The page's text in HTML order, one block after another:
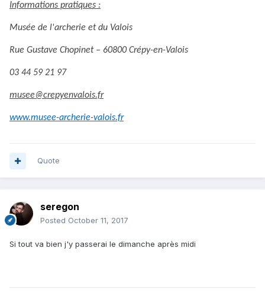
Informations pratiques :
Musée de l'archerie et du Valois
Rue Gustave Chopinet – 60800 Crépy-en-Valois
03 44 59 21 97
musee@crepyenvalois.fr
www.musee-archerie-valois.fr
Quote
seregon
Posted October 11, 2017
Si tout va bien j'y passerai le dimanche après midi